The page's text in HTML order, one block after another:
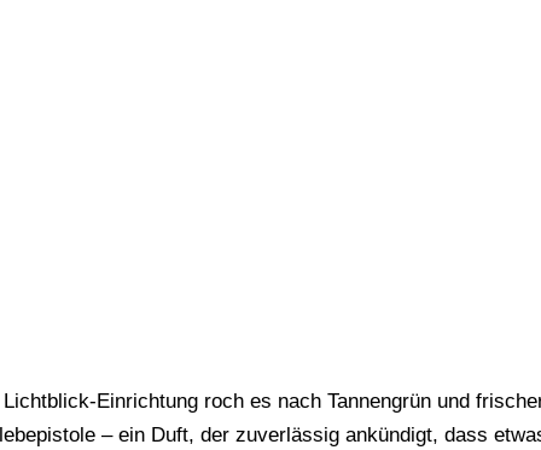
Einrichtung roch es nach Tannengrün und
– ein Duft, der zuverlässig ankündigt, dass